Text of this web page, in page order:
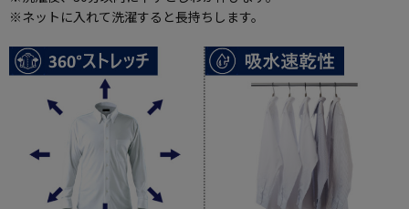
※ネットに入れて洗濯すると長持ちします。